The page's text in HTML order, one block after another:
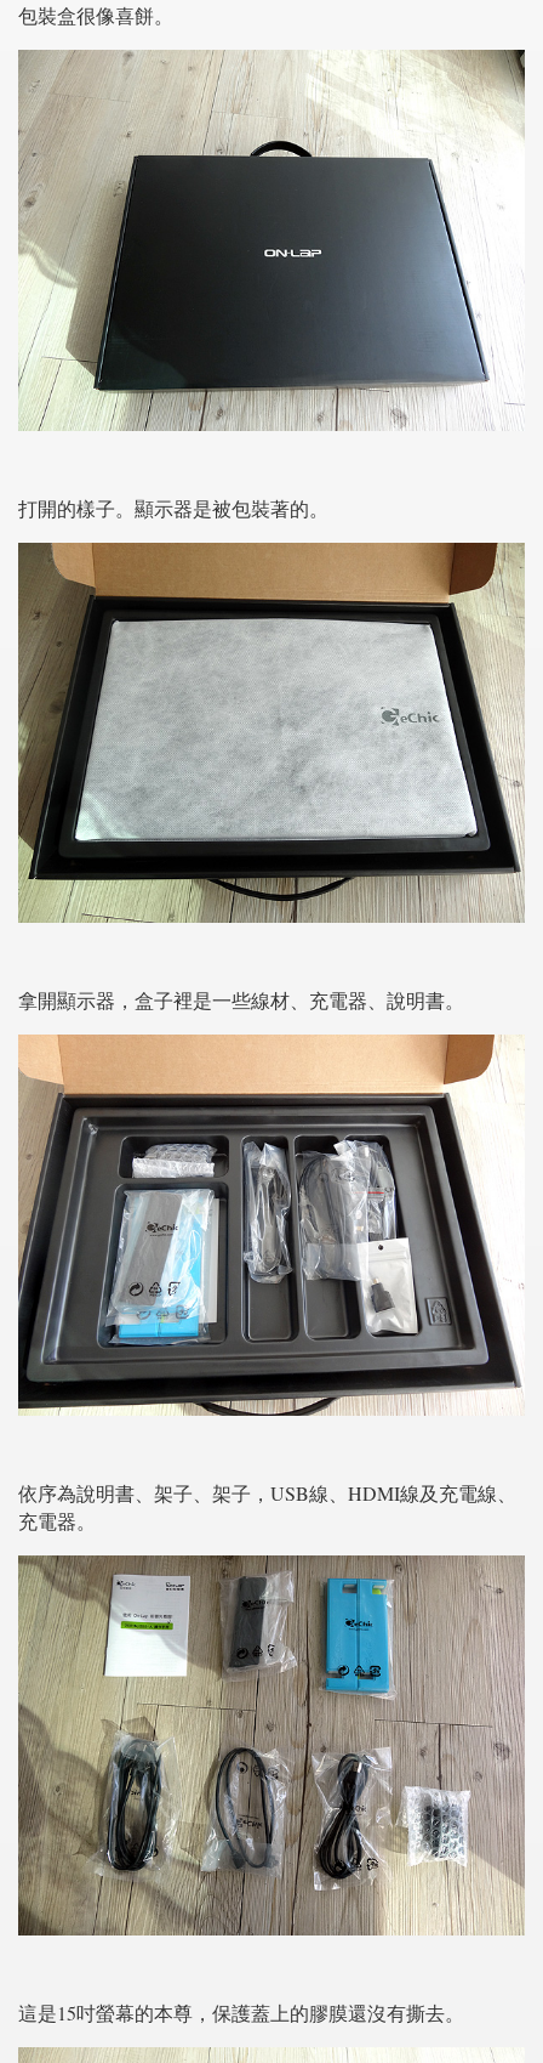
包裝盒很像喜餅。
打開的樣子。顯示器是被包裝著的。
拿開顯示器，盒子裡是一些線材、充電器、說明書。
依序為說明書、架子、架子，USB線、HDMI線及充電線、
充電器。
這是15吋螢幕的本尊，保護蓋上的膠膜還沒有撕去。